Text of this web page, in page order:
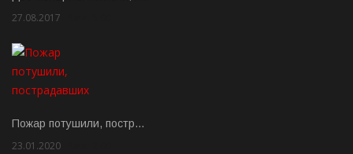
27.08.2017
Пожар потушили, постр…
23.01.2020